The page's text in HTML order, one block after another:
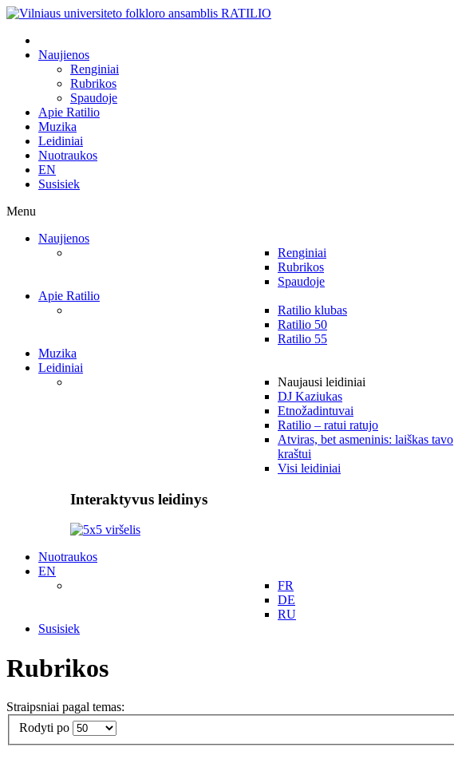
Naujienos
Renginiai
Rubrikos
Spaudoje
Apie Ratilio
Muzika
Leidiniai
Nuotraukos
EN
Susisiek
Menu
Naujienos
Renginiai
Rubrikos
Spaudoje
Apie Ratilio
Ratilio klubas
Ratilio 50
Ratilio 55
Muzika
Leidiniai
Naujausi leidiniai
DJ Kaziukas
Etnožadintuvai
Ratilio – ratui ratujo
Atviras, bet asmeninis: laiškas tavo
kraštui
Visi leidiniai
Interaktyvus leidinys
Nuotraukos
EN
FR
DE
RU
Susisiek
Rubrikos
Straipsniai pagal temas:
Rodyti po